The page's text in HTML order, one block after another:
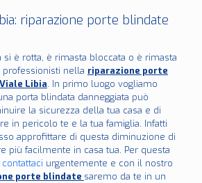
riparazione porte blindate
si è rotta, è rimasta bloccata o è rimasta
professionisti nella riparazione porte
Viale Libia. In primo luogo vogliamo
porta blindata danneggiata può
la sicurezza della tua casa e di
in pericolo te e la tua famiglia. Infatti
approfittare di questa diminuzione di
più facilmente in casa tua. Per questa
contattaci urgentemente e con il nostro
porte blindate saremo da te in un